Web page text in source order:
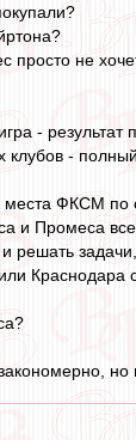
не
- результат
-
ФКСМ по
Промеса все
решать
Краснодара